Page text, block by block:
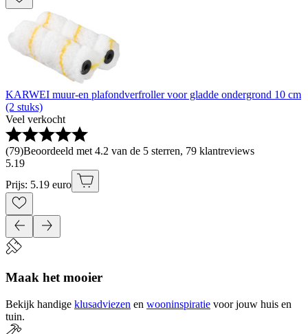
KARWEI muur-en plafondverfroller voor gladde ondergrond 10 cm
(2 stuks)
Veel verkocht
(79)Beoordeeld met 4.2 van de 5 sterren, 79 klantreviews
5.19
Prijs: 5.19 euro
Maak het mooier
Bekijk handige klusadviezen en wooninspiratie voor jouw huis en
tuin.